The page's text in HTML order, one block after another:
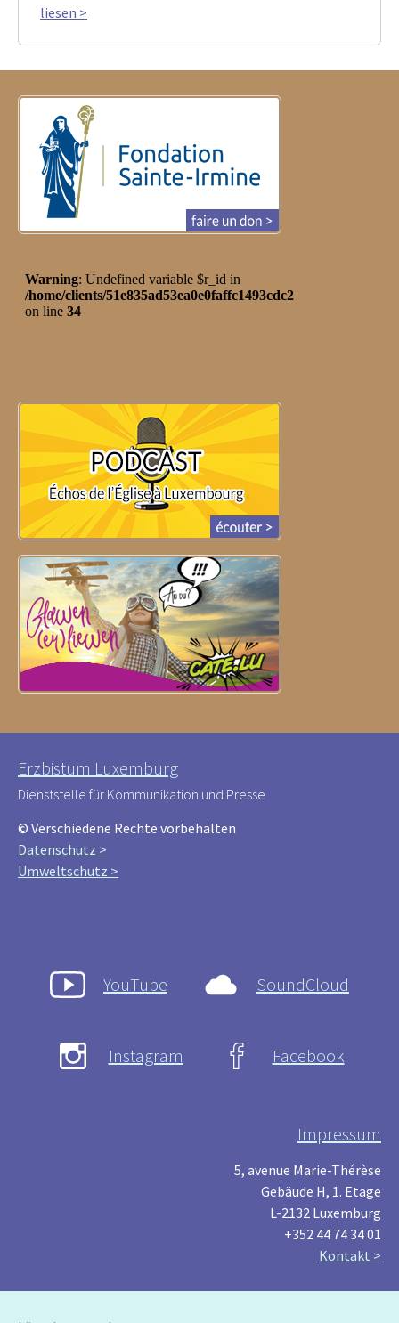
liesen >
Erzbistum Luxemburg
Dienststelle für Kommunikation und Presse
© Verschiedene Rechte vorbehalten
Datenschutz >
Umweltschutz >
YouTube SoundCloud
Instagram Facebook
Impressum
5, avenue Marie-Thérèse
Gebäude H, 1. Etage
L-2132 Luxemburg
+352 44 74 34 01
Kontakt >